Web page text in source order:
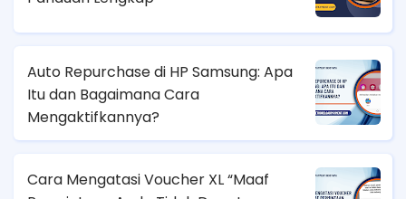
Auto Repurchase di HP Samsung: Apa
Itu dan Bagaimana Cara
Mengaktifkannya?
Cara Mengatasi Voucher XL “Maaf